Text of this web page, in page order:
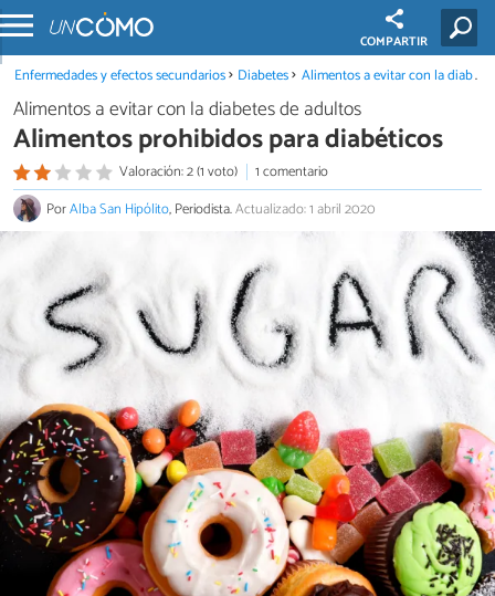
COMPARTIR
Enfermedades y efectos secundarios Diabetes Alimentos a evitar con la diabetes de adultos
Alimentos a evitar con la diabetes de adultos
Alimentos prohibidos para diabéticos
Valoración: 2 (1 voto)
1 comentario
PorAlba San Hipólito, Periodista.Actualizado: 1 abril 2020